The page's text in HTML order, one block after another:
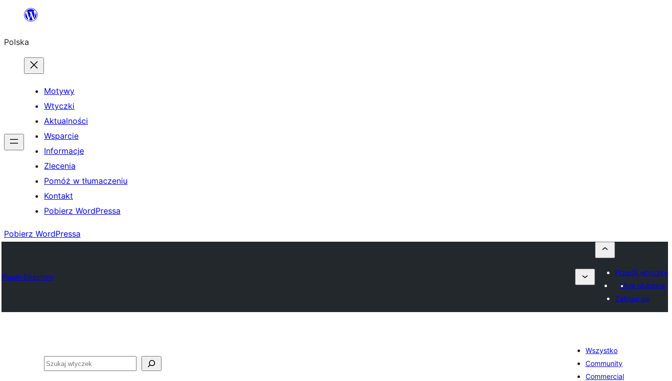
Przejdź
treści
Polska
Motywy
Wtyczki
Aktualności
Wsparcie
Informacje
Zlecenia
Pomóż w tłumaczeniu
Kontakt
Pobierz WordPressa
Pobierz WordPressa
Plugin Directory
Prześlij wtyczkę
Moje ulubione
Zaloguj się
Szukaj
Wszystko
Community
Commercial